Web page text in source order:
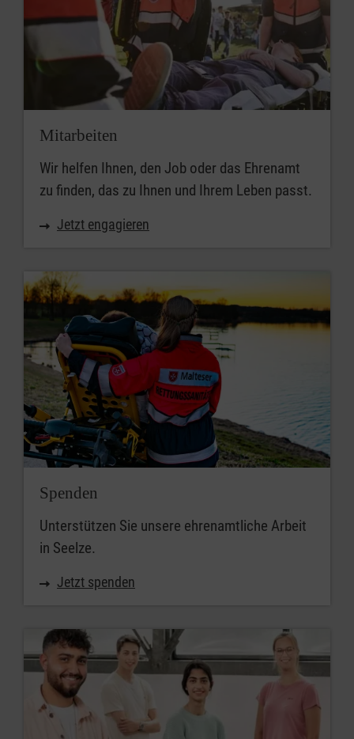
Mitarbeiten
Wir helfen Ihnen, den Job oder das Ehrenamt
zu finden, das zu Ihnen und Ihrem Leben passt.
Jetzt engagieren
Spenden
Unterstützen Sie unsere ehrenamtliche Arbeit
in Seelze.
Jetzt spenden